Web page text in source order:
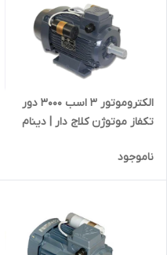
الکتروموتور ۳ اسب ۳۰۰۰ دور
تکفاز موتوژن کلاج دار | دینام
ایرانی
ناموجود